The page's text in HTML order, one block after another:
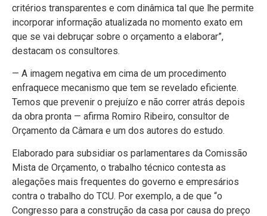
critérios transparentes e com dinâmica tal que lhe permite
incorporar informação atualizada no momento exato em
que se vai debruçar sobre o orçamento a elaborar”,
destacam os consultores.
— A imagem negativa em cima de um procedimento
enfraquece mecanismo que tem se revelado eficiente.
Temos que prevenir o prejuízo e não correr atrás depois
da obra pronta — afirma Romiro Ribeiro, consultor de
Orçamento da Câmara e um dos autores do estudo.
Elaborado para subsidiar os parlamentares da Comissão
Mista de Orçamento, o trabalho técnico contesta as
alegações mais frequentes do governo e empresários
contra o trabalho do TCU. Por exemplo, a de que “o
Congresso para a construção da casa por causa do preço